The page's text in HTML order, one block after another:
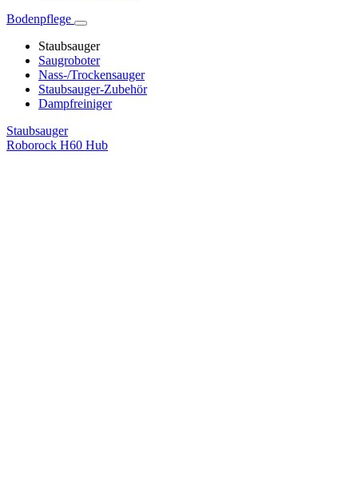
Bodenpflege
Staubsauger
Saugroboter
Nass-/Trockensauger
Staubsauger-Zubehör
Dampfreiniger
Staubsauger
Roborock H60 Hub